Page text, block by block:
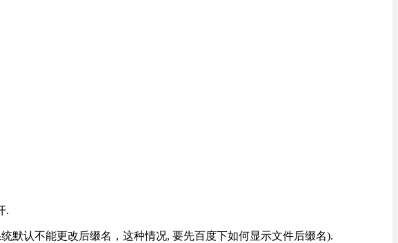
.
默认不能更改后缀名，这种情况, 要先百度下如何显示文件后缀名).